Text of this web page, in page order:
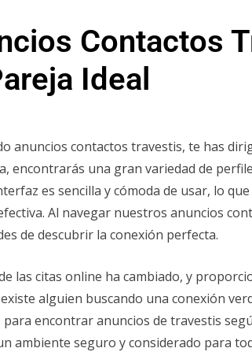
Contactos
Ideal
anuncios contactos travestis, te has
encontrarás una gran variedad de
es sencilla y cómoda de usar, lo
Al navegar nuestros anuncios
de descubrir la conexión perfecta.
las citas online ha cambiado, y
alguien buscando una conexión
para encontrar anuncios de travestis
ambiente seguro y considerado para